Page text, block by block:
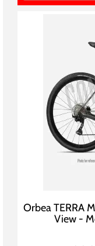
Orbea TERRA
View -